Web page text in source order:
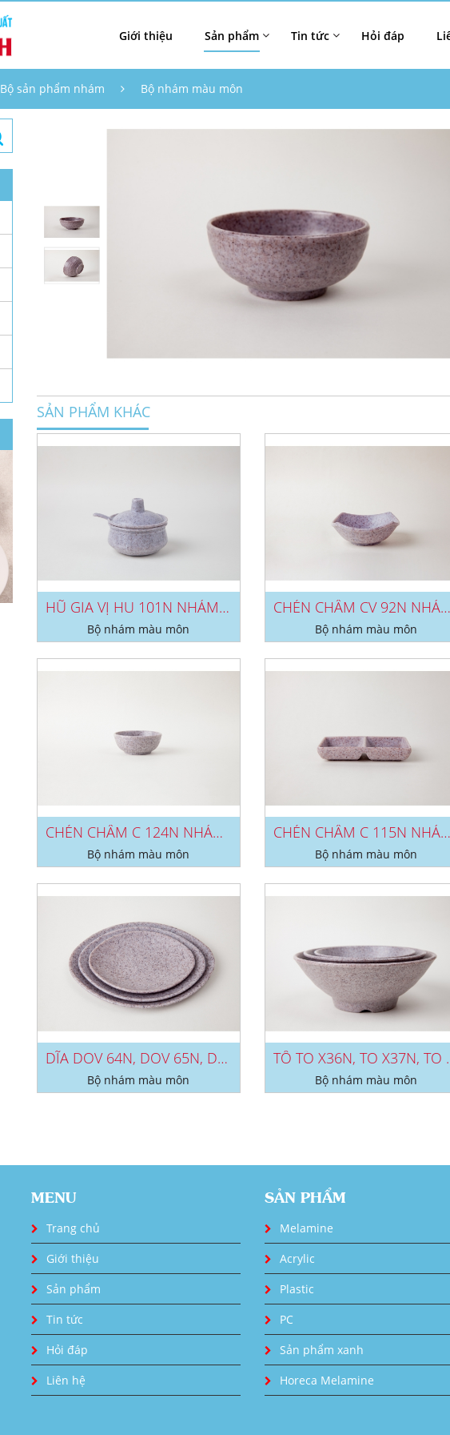
Giới thiệu Sản phẩm Tin tức Hỏi đáp
Bộ sản phẩm nhám Bộ nhám màu môn
SẢN PHẨM KHÁC
HŨ GIA VỊ HU 101N NHÁM MÔN
Bộ nhám màu môn
CHÉN CHẤM CV 92N NHÁM MÔN
Bộ nhám màu môn
CHÉN CHẤM C 124N NHÁM MÔN
Bộ nhám màu môn
CHÉN CHẤM C 115N NHÁM MÔN
Bộ nhám màu môn
DĨA DOV 64N, DOV 65N, DOV 66N NHÁM...
Bộ nhám màu môn
TÔ TO
Bộ nhám màu môn
MENU
Trang chủ
Giới thiệu
Sản phẩm
Tin tức
Hỏi đáp
Liên hệ
SẢN PHẨM
Melamine
Acrylic
Plastic
PC
Sản phẩm xanh
Horeca Melamine